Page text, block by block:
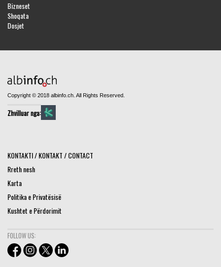
Bizneset
Shoqata
Dosjet
Copyright © 2018 albinfo.ch. All Rights Reserved.
Zhvilluar nga:
KONTAKTI / KONTAKT / CONTACT
Rreth nesh
Karta
Politika e Privatësisë
Kushtet e Përdorimit
FOLLOW US: